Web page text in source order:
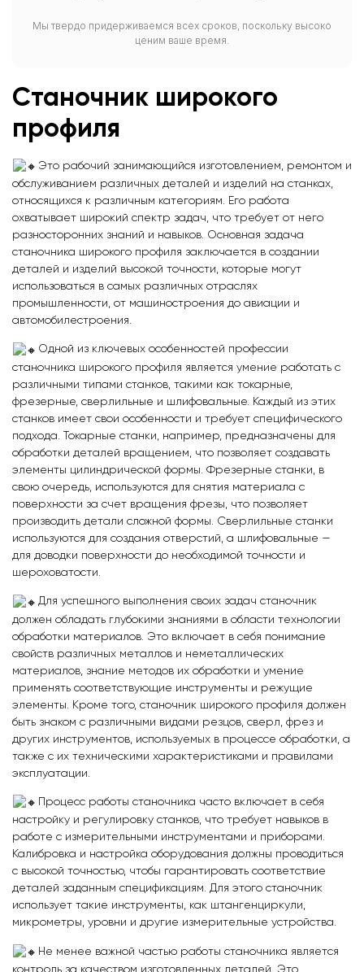
Мы твердо придерживаемся всех сроков, поскольку высоко
ценим ваше время.
Станочник широкого
профиля
Это рабочий занимающийся изготовлением, ремонтом и
обслуживанием различных деталей и изделий на станках,
относящихся к различным категориям. Его работа
охватывает широкий спектр задач, что требует от него
разносторонних знаний и навыков. Основная задача
станочника широкого профиля заключается в создании
деталей и изделий высокой точности, которые могут
использоваться в самых различных отраслях
промышленности, от машиностроения до авиации и
автомобилестроения.
Одной из ключевых особенностей профессии
станочника широкого профиля является умение работать с
различными типами станков, такими как токарные,
фрезерные, сверлильные и шлифовальные. Каждый из этих
станков имеет свои особенности и требует специфического
подхода. Токарные станки, например, предназначены для
обработки деталей вращением, что позволяет создавать
элементы цилиндрической формы. Фрезерные станки, в
свою очередь, используются для снятия материала с
поверхности за счет вращения фрезы, что позволяет
производить детали сложной формы. Сверлильные станки
используются для создания отверстий, а шлифовальные —
для доводки поверхности до необходимой точности и
шероховатости.
Для успешного выполнения своих задач станочник
должен обладать глубокими знаниями в области технологии
обработки материалов. Это включает в себя понимание
свойств различных металлов и неметаллических
материалов, знание методов их обработки и умение
применять соответствующие инструменты и режущие
элементы. Кроме того, станочник широкого профиля должен
быть знаком с различными видами резцов, сверл, фрез и
других инструментов, используемых в процессе обработки, а
также с их техническими характеристиками и правилами
эксплуатации.
Процесс работы станочника часто включает в себя
настройку и регулировку станков, что требует навыков в
работе с измерительными инструментами и приборами.
Калибровка и настройка оборудования должны проводиться
с высокой точностью, чтобы гарантировать соответствие
деталей заданным спецификациям. Для этого станочник
использует такие инструменты, как штангенциркули,
микрометры, уровни и другие измерительные устройства.
Не менее важной частью работы станочника является
контроль за качеством изготовленных деталей. Это